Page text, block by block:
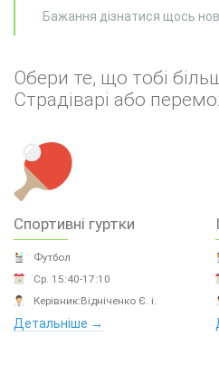
Бажання дізнатися щось
Обери те, що тобі
Страдіварі або
Спортивні гуртки
Футбол
Ср. 15:40-17:10
Керівник:Відніченко Є. і.
Детальніше →